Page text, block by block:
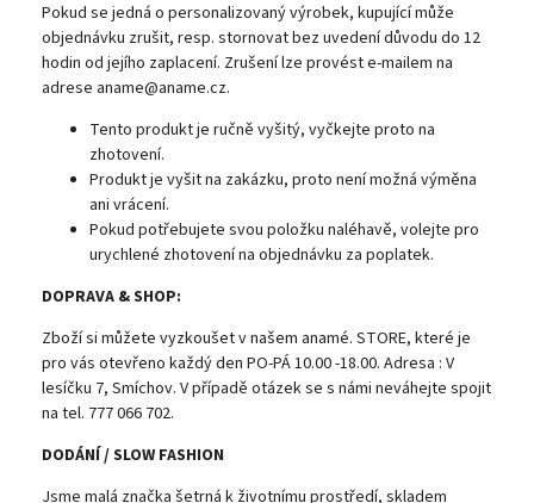
Pokud se jedná o personalizovaný výrobek, kupující může
objednávku zrušit, resp. stornovat bez uvedení důvodu do 12
hodin od jejího zaplacení. Zrušení lze provést e-mailem na
adrese aname@aname.cz.
Tento produkt je ručně vyšitý, vyčkejte proto na
zhotovení.
Produkt je vyšit na zakázku, proto není možná výměna
ani vrácení.
Pokud potřebujete svou položku naléhavě, volejte pro
urychlené zhotovení na objednávku za poplatek.
DOPRAVA & SHOP:
Zboží si můžete vyzkoušet v našem anamé. STORE, které je
pro vás otevřeno každý den PO-PÁ 10.00 -18.00. Adresa : V
lesíčku 7, Smíchov. V případě otázek se s námi neváhejte spojit
na tel. 777 066 702.
DODÁNÍ / SLOW FASHION
Jsme malá značka šetrná k životnímu prostředí, skladem